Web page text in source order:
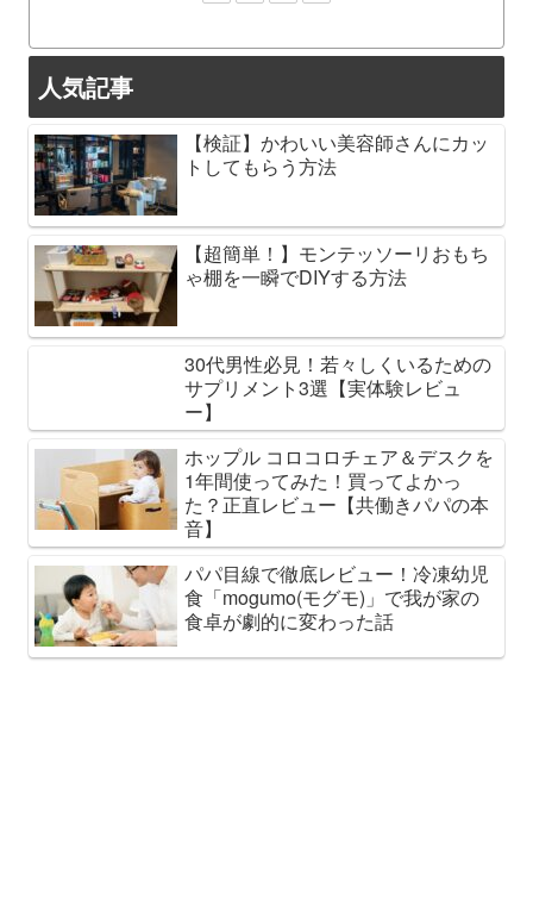
人気記事
【検証】かわいい美容師さんにカッ
トしてもらう方法
【超簡単！】モンテッソーリおもち
ゃ棚を一瞬でDIYする方法
30代男性必見！若々しくいるための
サプリメント3選【実体験レビュ
ー】
ホップル コロコロチェア＆デスクを
1年間使ってみた！買ってよかっ
た？正直レビュー【共働きパパの本
音】
パパ目線で徹底レビュー！冷凍幼児
食「mogumo(モグモ)」で我が家の
食卓が劇的に変わった話